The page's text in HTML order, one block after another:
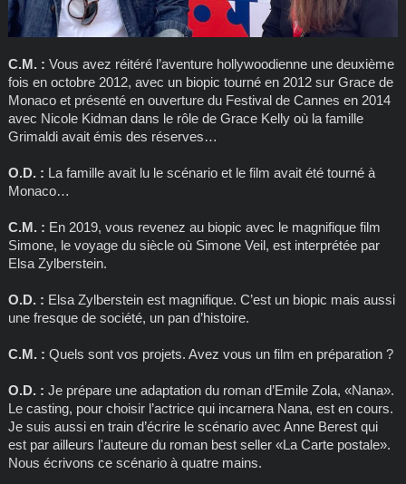
C.M. : Vous avez réitéré l’aventure hollywoodienne une deuxième
fois en octobre 2012, avec un biopic tourné en 2012 sur Grace de
Monaco et présenté en ouverture du Festival de Cannes en 2014
avec Nicole Kidman dans le rôle de Grace Kelly où la famille
Grimaldi avait émis des réserves…
O.D. : La famille avait lu le scénario et le film avait été tourné à
Monaco…
C.M. : En 2019, vous revenez au biopic avec le magnifique film
Simone, le voyage du siècle où Simone Veil, est interprétée par
Elsa Zylberstein.
O.D. : Elsa Zylberstein est magnifique. C’est un biopic mais aussi
une fresque de société, un pan d’histoire.
C.M. : Quels sont vos projets. Avez vous un film en préparation ?
O.D. : Je prépare une adaptation du roman d’Emile Zola, «Nana».
Le casting, pour choisir l’actrice qui incarnera Nana, est en cours.
Je suis aussi en train d’écrire le scénario avec Anne Berest qui
est par ailleurs l'auteure du roman best seller «La Carte postale».
Nous écrivons ce scénario à quatre mains.